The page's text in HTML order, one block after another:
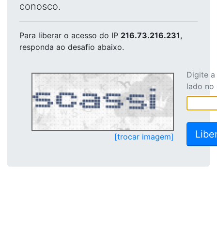
conosco.
Para liberar o acesso do IP 216.73.216.231,
responda ao desafio abaixo.
[trocar imagem]
Digite
lado no